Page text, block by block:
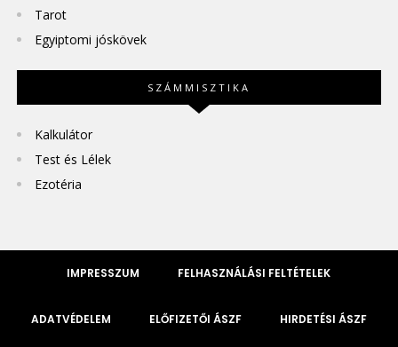
Tarot
Egyiptomi jóskövek
SZÁMMISZTIKA
Kalkulátor
Test és Lélek
Ezotéria
IMPRESSZUM FELHASZNÁLÁSI FELTÉTELEK
ADATVÉDELEM ELŐFIZETŐI ÁSZF HIRDETÉSI ÁSZF